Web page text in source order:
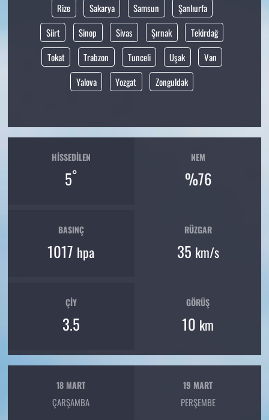
Rize
Sakarya Samsun
Şanlıurfa
Siirt
Sinop Sivas Şırnak
Tekirdağ
Tokat
Trabzon Tunceli Uşak
Van
Yalova
Yozgat Zonguldak
HISSEDILEN
5°
NEM
%76
BASINÇ
1017 hpa
RÜZGAR
35 km/s
ÇIY
3.5
GÖRÜŞ
10 km
18 MART
ÇARŞAMBA
19 MART
PERŞEMBE